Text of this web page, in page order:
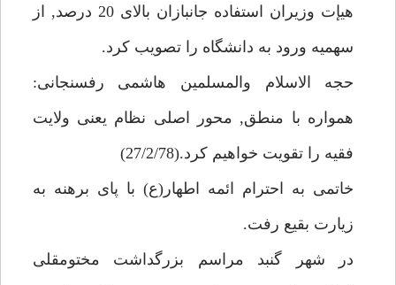
هيإت وزيران استفاده جانبازان بالاى 20 درصد, از
سهميه ورود به دانشگاه را تصويب كرد.
حجه الاسلام والمسلمين هاشمى رفسنجانى:
همواره با منطق, محور اصلى نظام يعنى ولايت
فقيه را تقويت خواهيم كرد.(27/2/78)
خاتمى به احترام ائمه اطهار(ع) با پاى برهنه به
زيارت بقيع رفت.
در شهر گنبد مراسم بزرگداشت مختومقلى